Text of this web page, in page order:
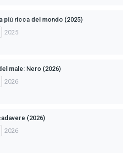
più ricca del mondo (2025)
2025
male: Nero (2026)
2026
(2026)
2026